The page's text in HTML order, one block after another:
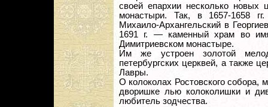
своей епархии несколько
монастыри. Так, в 1657-1658
Михаило-Архангельский в
1691 г. — каменный храм во
Димитриевском монастыре.
Им же устроен золотой
петербургских церквей, а также
Лавры.
О колоколах Ростовского собора,
дворишке лью колоколишки и
любитель зодчества.